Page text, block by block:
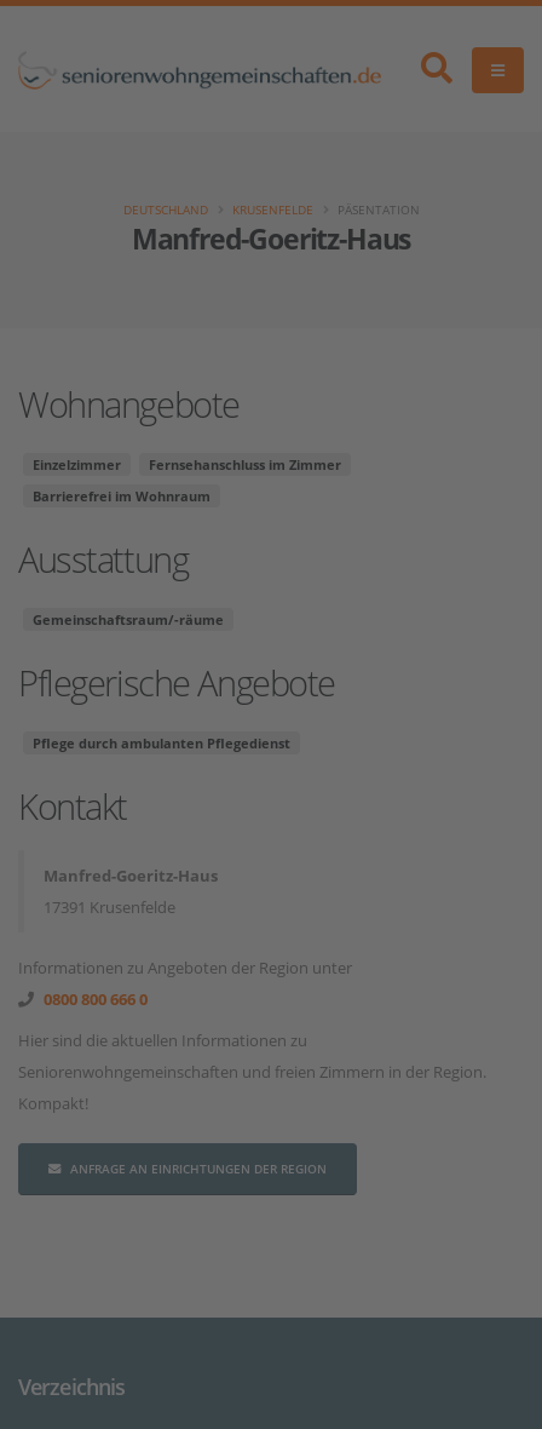
Manfred-Goeritz-Haus
DEUTSCHLAND KRUSENFELDE PÄSENTATION
Wohnangebote
Einzelzimmer
Fernsehanschluss im Zimmer
Barrierefrei im Wohnraum
Ausstattung
Gemeinschaftsraum/-räume
Pflegerische Angebote
Pflege durch ambulanten Pflegedienst
Kontakt
Manfred-Goeritz-Haus
17391 Krusenfelde
Informationen zu Angeboten der Region unter
0800 800 666 0
Hier sind die aktuellen Informationen zu
Seniorenwohngemeinschaften und freien Zimmern in der Region.
Kompakt!
ANFRAGE AN EINRICHTUNGEN DER REGION
Verzeichnis